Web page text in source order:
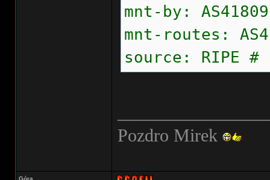
mnt-by:
mnt-routes:
source: RIPE
Pozdro Mirek
Góra